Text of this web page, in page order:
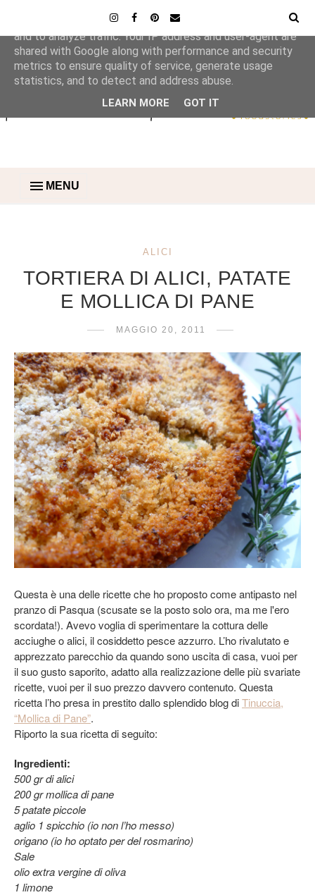
MENU
ALICI
TORTIERA DI ALICI, PATATE
E MOLLICA DI PANE
MAGGIO 20, 2011
Questa è una delle ricette che ho proposto come antipasto nel
pranzo di Pasqua (scusate se la posto solo ora, ma me l'ero
scordata!). Avevo voglia di sperimentare la cottura delle
acciughe o alici, il cosiddetto pesce azzurro. L’ho rivalutato e
apprezzato parecchio da quando sono uscita di casa, vuoi per
il suo gusto saporito, adatto alla realizzazione delle più svariate
ricette, vuoi per il suo prezzo davvero contenuto. Questa
ricetta l’ho presa in prestito dallo splendido blog diTinuccia,
“Mollica di Pane”.
Riporto la sua ricetta di seguito:
Ingredienti:
500 gr di alici
200 gr mollica di pane
5 patate piccole
aglio 1 spicchio (io non l’ho messo)
origano (io ho optato per del rosmarino)
Sale
olio extra vergine di oliva
1 limone
This site uses cookies from Google to deliver its services
and to analyze traffic. Your IP address and user-agent are
shared with Google along with performance and security
metrics to ensure quality of service, generate usage
statistics, and to detect and address abuse.
LEARN MORE GOT IT